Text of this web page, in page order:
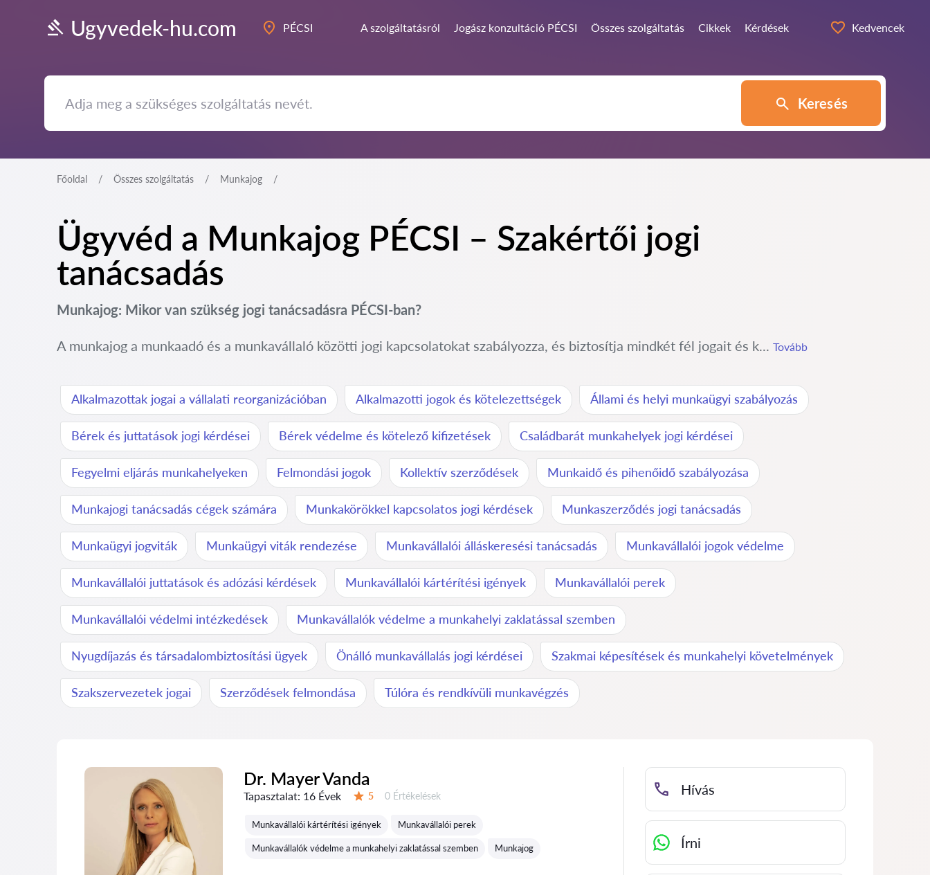
Ugyvedek-hu.com PÉCSI A szolgáltatásról Jogász konzultáció PÉCSI Összes szolgáltatás Cikkek Kérdések Kedvencek
Keresés
Főoldal Összes szolgáltatás Munkajog
Ügyvéd a Munkajog PÉCSI – Szakértői jogi
tanácsadás
Munkajog: Mikor van szükség jogi tanácsadásra PÉCSI-ban?
A munkajog a munkaadó és a munkavállaló közötti jogi kapcsolatokat szabályozza, és biztosítja mindkét fél jogait és k... Tovább
Alkalmazottak jogai a vállalati reorganizációban Alkalmazotti jogok és kötelezettségek Állami és helyi munkaügyi szabályozás
Bérek és juttatások jogi kérdései Bérek védelme és kötelező kifizetések Családbarát munkahelyek jogi kérdései
Fegyelmi eljárás munkahelyeken Felmondási jogok Kollektív szerződések Munkaidő és pihenőidő szabályozása
Munkajogi tanácsadás cégek számára Munkakörökkel kapcsolatos jogi kérdések Munkaszerződés jogi tanácsadás
Munkaügyi jogviták Munkaügyi viták rendezése Munkavállalói álláskeresési tanácsadás Munkavállalói jogok védelme
Munkavállalói juttatások és adózási kérdések Munkavállalói kártérítési igények Munkavállalói perek
Munkavállalói védelmi intézkedések Munkavállalók védelme a munkahelyi zaklatással szemben
Nyugdíjazás és társadalombiztosítási ügyek Önálló munkavállalás jogi kérdései Szakmai képesítések és munkahelyi követelmények
Szakszervezetek jogai Szerződések felmondása Túlóra és rendkívüli munkavégzés
Dr. Mayer Vanda
Tapasztalat: 16 Évek 5 Értékelések:
0 Értékelések
Munkavállalói kártérítési igények Munkavállalói perek
Munkavállalók védelme a munkahelyi zaklatással szemben Munkajog
Hívás
Írni